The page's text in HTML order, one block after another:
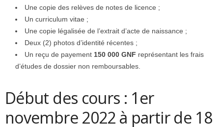
Une copie des relèves de notes de licence ;
Un curriculum vitae ;
Une copie légalisée de l’extrait d’acte de naissance ;
Deux (2) photos d’identité récentes ;
Un reçu de payement 150 000 GNF représentant les frais
d’études de dossier non remboursables.
Début des cours : 1er
novembre 2022 à partir de 18